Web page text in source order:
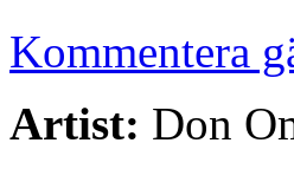
Kommentera
Artist: Don